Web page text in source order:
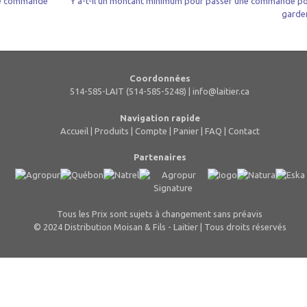
Coordonnées
514-585-LAIT (514-585-5248) | info@laitier.ca
Navigation rapide
Accueil | Produits | Compte | Panier| FAQ | Contact
Partenaires
Tous les Prix sont sujets à changement sans préavis
© 2024 Distribution Moisan & Fils - Laitier | Tous droits réservés